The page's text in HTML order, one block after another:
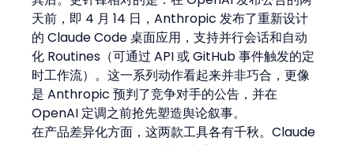
天前，即 4 月 14 日，Anthropic 发布了重新设计
的 Claude Code 桌面应用，支持并行会话和自动
化 Routines（可通过 API 或 GitHub 事件触发的定
时工作流）。这一系列动作看起来并非巧合，更像
是 Anthropic 预判了竞争对手的公告，并在
OpenAI 定调之前抢先塑造舆论叙事。
在产品差异化方面，这两款工具各有千秋。Claude